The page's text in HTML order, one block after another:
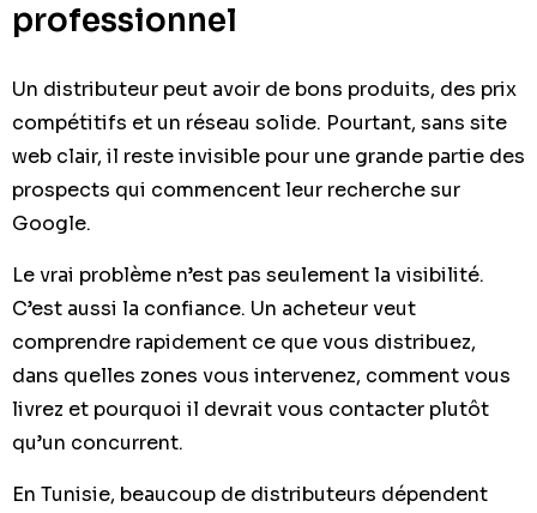
professionnel
Un distributeur peut avoir de bons produits, des prix
compétitifs et un réseau solide. Pourtant, sans site
web clair, il reste invisible pour une grande partie des
prospects qui commencent leur recherche sur
Google.
Le vrai problème n’est pas seulement la visibilité.
C’est aussi la confiance. Un acheteur veut
comprendre rapidement ce que vous distribuez,
dans quelles zones vous intervenez, comment vous
livrez et pourquoi il devrait vous contacter plutôt
qu’un concurrent.
En Tunisie, beaucoup de distributeurs dépendent